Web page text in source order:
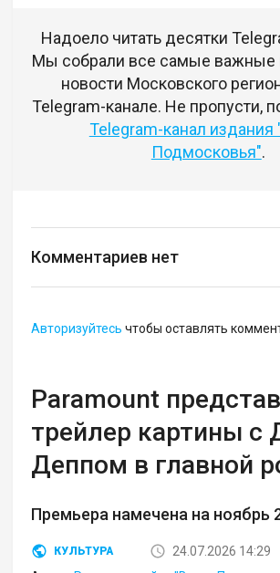
Надоело читать десятки
Мы собрали все самые важные
новости Московского
Telegram-канале. Не пропусти,
Telegram-канал издания
Подмосковья".
Комментариев нет
Авторизуйтесь чтобы оставлять
Paramount
трейлер картины с
Деппом в главной
Премьера намечена на ноябрь
КУЛЬТУРА
24.07.2026 14:29